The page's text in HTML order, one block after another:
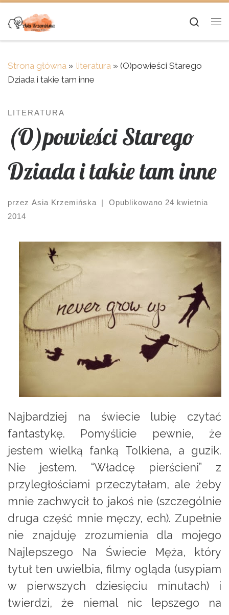
Skip to content
Strona główna » literatura » (O)powieści Starego
Dziada i takie tam inne
LITERATURA
(O)powieści Starego
Dziada i takie tam inne
przez Asia Krzemińska | Opublikowano 24 kwietnia
2014
Najbardziej na świecie lubię czytać
fantastykę. Pomyślicie pewnie, że
jestem wielką fanką Tolkiena, a guzik.
Nie jestem. “Władcę pierścieni” z
przyległościami przeczytałam, ale żeby
mnie zachwycił to jakoś nie (szczególnie
druga część mnie męczy, ech). Zupełnie
nie znajduję zrozumienia dla mojego
Najlepszego Na Świecie Męża, który
tytuł ten uwielbia, filmy ogląda (usypiam
w pierwszych dziesięciu minutach) i
twierdzi, że niemal nic lepszego na